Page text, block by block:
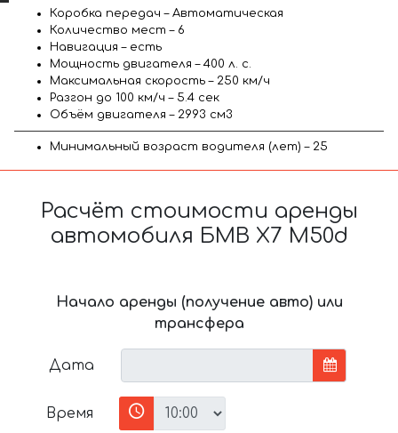
Коробка передач – Автоматическая
Количество мест – 6
Навигация – есть
Мощность двигателя – 400 л. с.
Максимальная скорость – 250 км/ч
Разгон до 100 км/ч – 5.4 сек
Объём двигателя – 2993 см3
Минимальный возраст водителя (лет) – 25
Расчёт стоимости аренды
автомобиля БМВ X7 M50d
Начало аренды (получение авто) или
трансфера
Дата
Время